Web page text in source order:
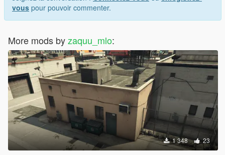
vous pour pouvoir commenter.
More mods byzaquu_mlo:
1 348 23